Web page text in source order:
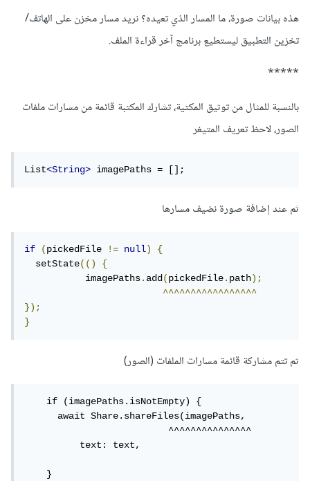
هذه بيانات صورة، ما المسار الذي تعيده؟ نريد مسار مخزن على الهاتف/
تخزين التطبيق ليستطيع برنامج آخر قراءة الملف.
*****
بالنسبة للمثال من توثيق المكتية، تشارك المكتبة قائمة من مسارات ملفات
الصور، لاحظ تعريف المتيغر
List<String> imagePaths = [];
ثم عند إضافة صورة نضيف مسارها
if (pickedFile != null)
{
  setState
(()
{
           imagePaths
.add(pickedFile.path);
^^^^^^^^^^^^^^^^^
});
}
ثم تتم مشاركة قائمة مسارات الملفات (الصور)
    if (imagePaths.isNotEmpty) {
      await Share.shareFiles(imagePaths,
                          ^^^^^^^^^^^^^^^
          text: text,
    }